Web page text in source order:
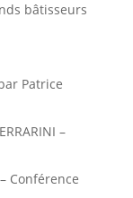
bâtisseurs
Patrice
–
Conférence